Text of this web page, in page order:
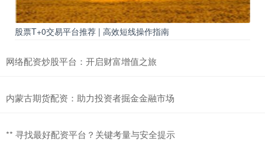
股票T+0交易平台推荐 | 高效短线操作指南
网络配资炒股平台：开启财富增值之旅
内蒙古期货配资：助力投资者掘金金融市场
** 寻找最好配资平台？关键考量与安全提示